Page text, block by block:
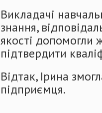
Викладачі
знання,
якості допомогли
підтвердити
Відтак, Ірина
підприємця.